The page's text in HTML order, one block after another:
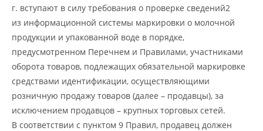
г. вступают в силу требования о проверке сведений2
из информационной системы маркировки о молочной
продукции и упакованной воде в порядке,
предусмотренном Перечнем и Правилами, участниками
оборота товаров, подлежащих обязательной маркировке
средствами идентификации, осуществляющими
розничную продажу товаров (далее – продавцы), за
исключением продавцов – крупных торговых сетей.
В соответствии с пунктом 9 Правил, продавец должен